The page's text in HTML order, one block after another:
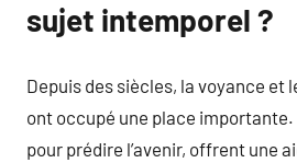
sujet intemporel ?
Depuis des siècles, la voyance et
ont occupé une place importante.
pour prédire l’avenir, offrent une